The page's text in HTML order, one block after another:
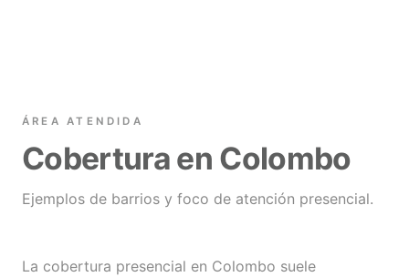
ÁREA ATENDIDA
Cobertura en Colombo
Ejemplos de barrios y foco de atención presencial.
La cobertura presencial en Colombo suele